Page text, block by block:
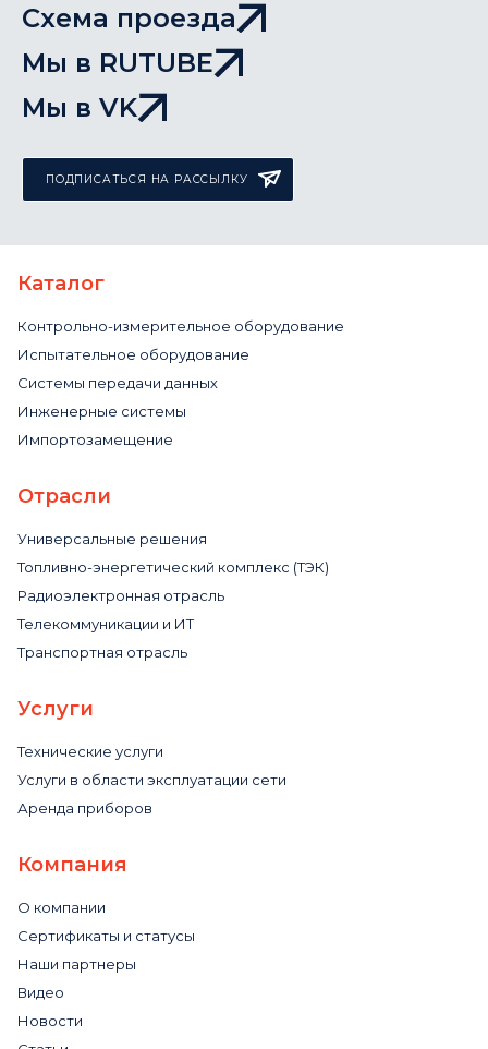
Схема проезда
Мы в RUTUBE
Мы в VK
ПОДПИСАТЬСЯ НА РАССЫЛКУ
Каталог
Контрольно-измерительное оборудование
Испытательное оборудование
Системы передачи данных
Инженерные системы
Импортозамещение
Отрасли
Универсальные решения
Топливно-энергетический комплекс (ТЭК)
Радиоэлектронная отрасль
Телекоммуникации и ИТ
Транспортная отрасль
Услуги
Технические услуги
Услуги в области эксплуатации сети
Аренда приборов
Компания
О компании
Сертификаты и статусы
Наши партнеры
Видео
Новости